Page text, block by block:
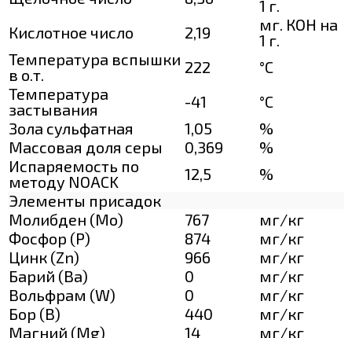
1 г.
Кислотное число
2,19
мг. КОН на
1 г.
Температура вспышки
в о.т.
222
°C
Температура
застывания
-41
°C
Зола сульфатная
1,05
%
Массовая доля серы
0,369
%
Испаряемость по
методу NOACK
12,5
%
Элементы присадок
Молибден (Мо)
767
мг/кг
Фосфор (Р)
874
мг/кг
Цинк (Zn)
966
мг/кг
Барий (Ва)
0
мг/кг
Вольфрам (W)
0
мг/кг
Бор (В)
440
мг/кг
Магний (Mg)
14
мг/кг